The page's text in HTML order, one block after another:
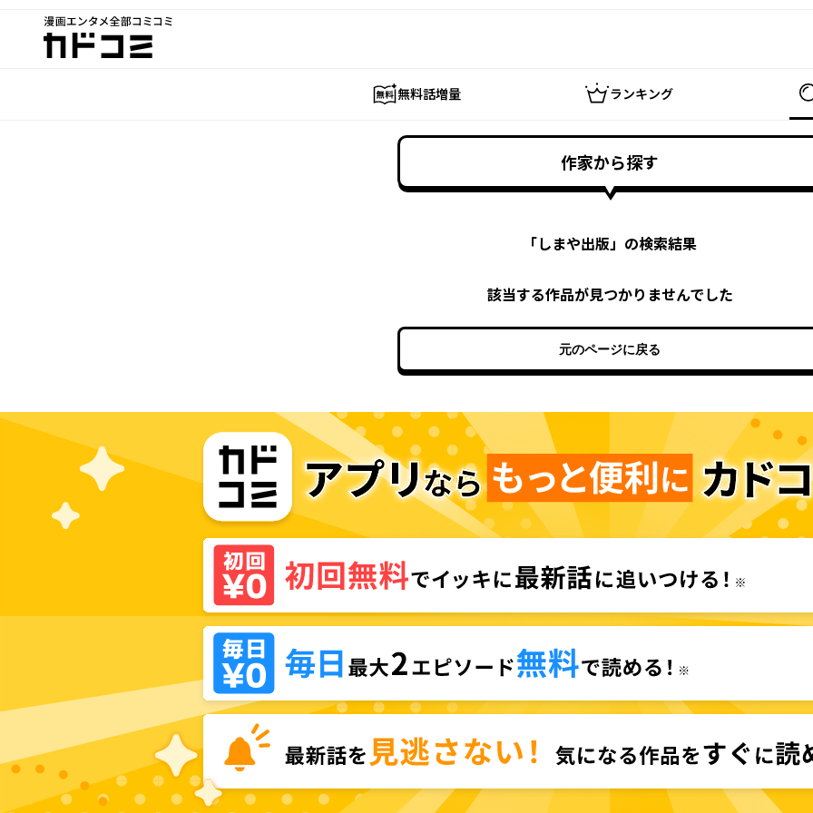
漫画エンタメ全部コミコミ
カドコミ
無料話増量 ランキング
作家から探す
「しまや出版」の検索結果
該当する作品が見つかりませんでした
元のページに戻る